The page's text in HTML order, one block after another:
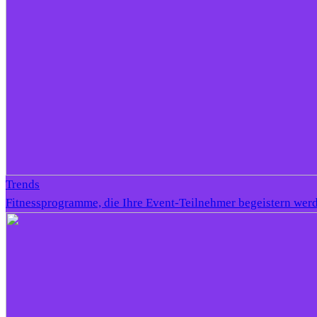
Trends
Fitnessprogramme, die Ihre Event-Teilnehmer begeistern